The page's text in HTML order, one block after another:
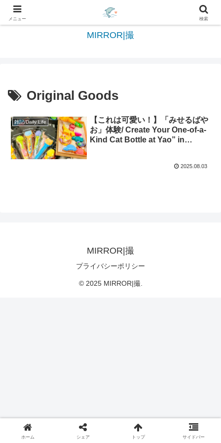
日々を綴る＆写真を切撮る世界へようこそ
MIRROR|撮
Original Goods
雑記/Daily Life
【これは可愛い！】「みせるばや
お」体験/ Create Your One-of-a-
Kind Cat Bottle at Yao” in
2025.08.03
MIRROR|撮
プライバシーポリシー
© 2025 MIRROR|撮.
メニュー 検索
ホーム シェア トップ サイドバー